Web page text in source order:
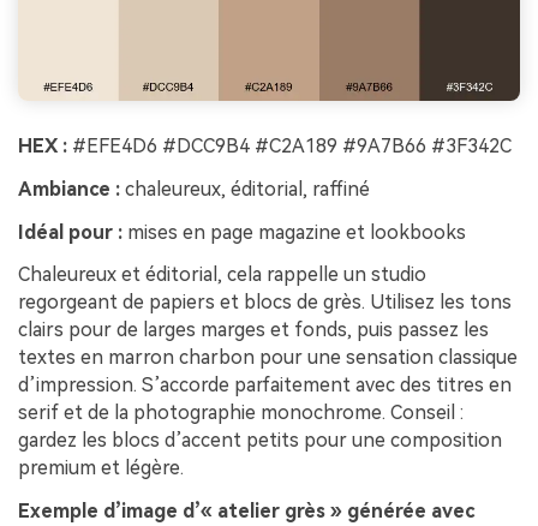
HEX : #EFE4D6 #DCC9B4 #C2A189 #9A7B66 #3F342C
Ambiance : chaleureux, éditorial, raffiné
Idéal pour : mises en page magazine et lookbooks
Chaleureux et éditorial, cela rappelle un studio
regorgeant de papiers et blocs de grès. Utilisez les tons
clairs pour de larges marges et fonds, puis passez les
textes en marron charbon pour une sensation classique
d’impression. S’accorde parfaitement avec des titres en
serif et de la photographie monochrome. Conseil :
gardez les blocs d’accent petits pour une composition
premium et légère.
Exemple d’image d’« atelier grès » générée avec